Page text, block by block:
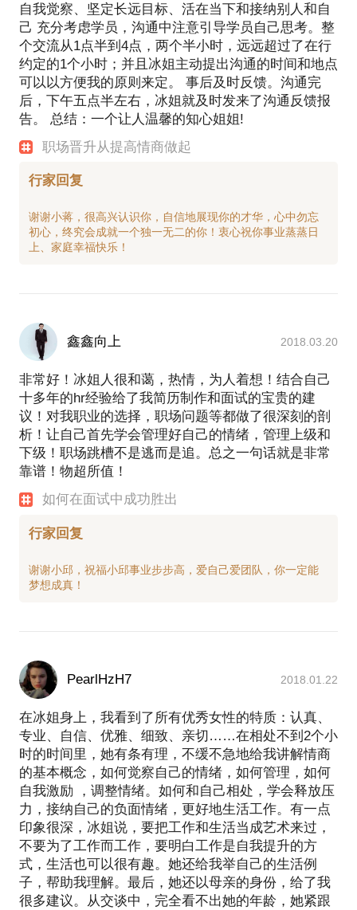
自我觉察、坚定长远目标、活在当下和接纳别人和自
己 充分考虑学员，沟通中注意引导学员自己思考。整
个交流从1点半到4点，两个半小时，远远超过了在行
约定的1个小时；并且冰姐主动提出沟通的时间和地点
可以以方便我的原则来定。 事后及时反馈。沟通完
后，下午五点半左右，冰姐就及时发来了沟通反馈报
告。 总结：一个让人温馨的知心姐姐!
职场晋升从提高情商做起
行家回复
谢谢小蒋，很高兴认识你，自信地展现你的才华，心中勿忘
初心，终究会成就一个独一无二的你！衷心祝你事业蒸蒸日
鑫鑫向上 2018.03.20
非常好！冰姐人很和蔼，热情，为人着想！结合自己
十多年的hr经验给了我简历制作和面试的宝贵的建
议！对我职业的选择，职场问题等都做了很深刻的剖
析！让自己首先学会管理好自己的情绪，管理上级和
下级！职场跳槽不是逃而是追。总之一句话就是非常
靠谱！物超所值！
如何在面试中成功胜出
行家回复
谢谢小邱，祝福小邱事业步步高，爱自己爱团队，你一定能
PearlHzH7 2018.01.22
在冰姐身上，我看到了所有优秀女性的特质：认真、
专业、自信、优雅、细致、亲切……在相处不到2个小
时的时间里，她有条有理，不缓不急地给我讲解情商
的基本概念，如何觉察自己的情绪，如何管理，如何
自我激励 ，调整情绪。如何和自己相处，学会释放压
力，接纳自己的负面情绪，更好地生活工作。有一点
印象很深，冰姐说，要把工作和生活当成艺术来过，
不要为了工作而工作，要明白工作是自我提升的方
式，生活也可以很有趣。她还给我举自己的生活例
子，帮助我理解。最后，她还以母亲的身份，给了我
很多建议。从交谈中，完全看不出她的年龄，她紧跟